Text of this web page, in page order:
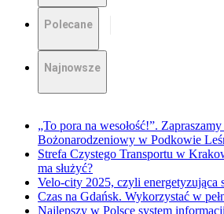
Polecane
Najnowsze
„To pora na wesołość!”.
Bożonarodzeniowy w Podkowie
Strefa Czystego Transportu w
ma służyć?
Velo-city 2025, czyli energetyzująca
Czas na Gdańsk. Wykorzystać w
Najlepszy w Polsce system